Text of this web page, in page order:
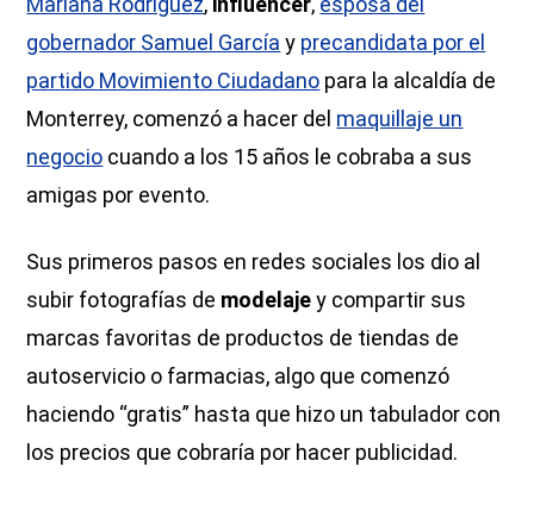
gobernador Samuel García y precandidata por el
partido Movimiento Ciudadano para la alcaldía de
Monterrey, comenzó a hacer del maquillaje un
negocio cuando a los 15 años le cobraba a sus
amigas por evento.
Sus primeros pasos en redes sociales los dio al
subir fotografías de modelajey compartir sus
marcas favoritas de productos de tiendas de
autoservicio o farmacias, algo que comenzó
haciendo “gratis” hasta que hizo un tabulador con
los precios que cobraría por hacer publicidad.